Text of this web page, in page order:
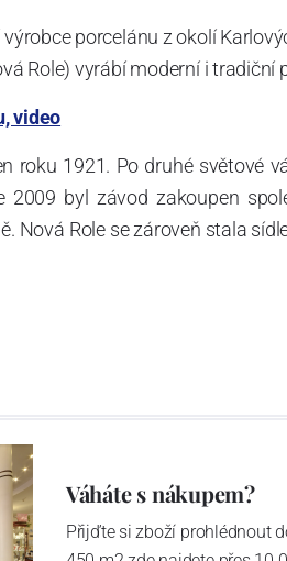
porcelánu z okolí
Role) vyrábí moderní i tradiční
video
roku 1921. Po druhé světové
2009 byl závod zakoupen
Nová Role se zároveň stala
Váháte s nákupem?
Přijďte si zboží prohlédnout